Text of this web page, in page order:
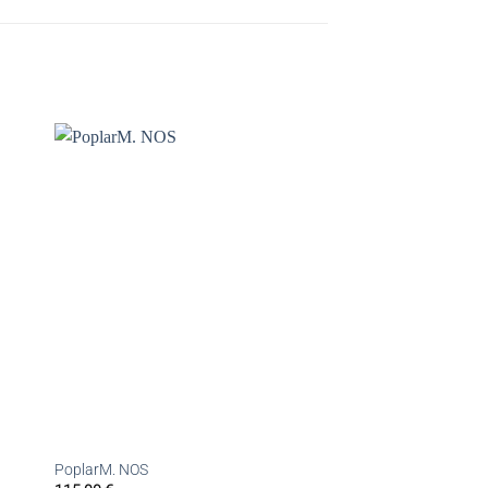
PoplarM. NOS